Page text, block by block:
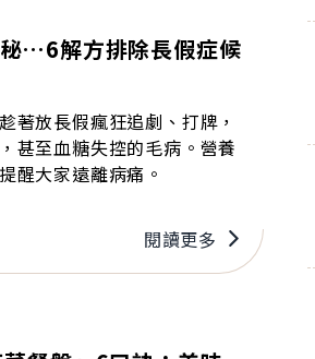
…6解方排除長假症候
著放長假瘋狂追劇、打牌，
甚至血糖失控的毛病。營養
醒大家遠離病痛。
閱讀更多